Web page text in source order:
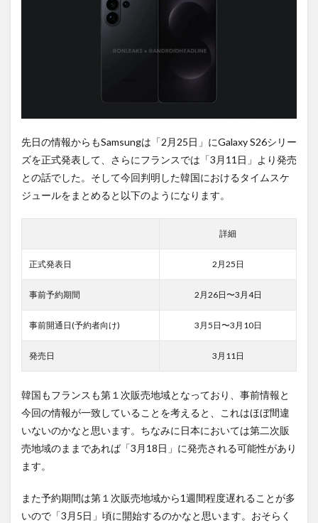
め！
先日の情報からもSamsungは「2月25日」にGalaxy S26シリー
ズを正式発表して、さらにフランスでは「3月11日」より発売
との話でした。そして今回判明した韓国におけるタイムスケ
ジュールをまとめると以下のようになります。
詳細
正式発表日 2月25日
事前予約期間 2月26日〜3月4日
事前開通日(予約者向け) 3月5日〜3月10日
発売日 3月11日
韓国もフランスも第１次販売地域となっており、事前情報と
今回の情報が一致していることを考えると、これはほぼ間違
いないのかなと思います。ちなみに日本においては第二次販
売地域のままであれば「3月18日」に発売される可能性があり
ます。
また予約期間は第１次販売地域から1週間程度遅れることが多
いので「3月5日」頃に開始するのかなと思います。おそらく